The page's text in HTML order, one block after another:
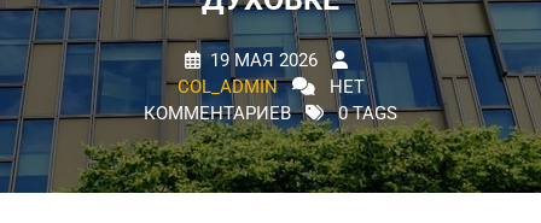
19 МАЯ 2026
COL_ADMIN
НЕТ
КОММЕНТАРИЕВ
0 TAGS